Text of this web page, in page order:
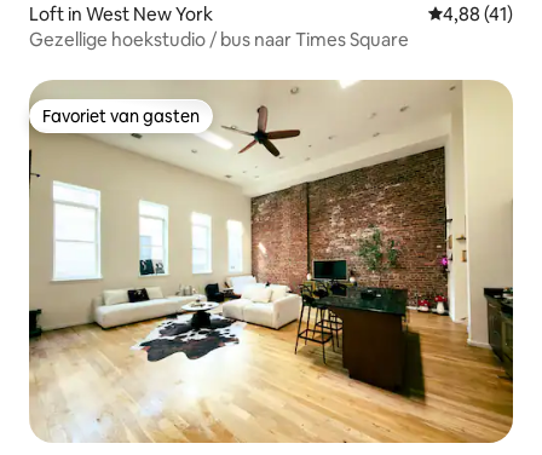
Loft in West New York Gemiddelde
4,88 (41)
Gezellige hoekstudio / bus naar Times Square
Favoriet van gasten
Favoriet van gasten